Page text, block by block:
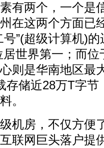
有两个，一个是
在这两个方面已
号”(超级计算机)
世界第一；而
则是华南地区最
存储近28万T字
。
房，不仅方便
联网巨头落户提